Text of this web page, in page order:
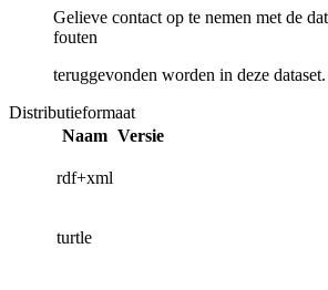
Gelieve contact op te nemen met de
fouten
teruggevonden worden in deze dataset.
Distributieformaat
Naam Versie
rdf+xml
turtle